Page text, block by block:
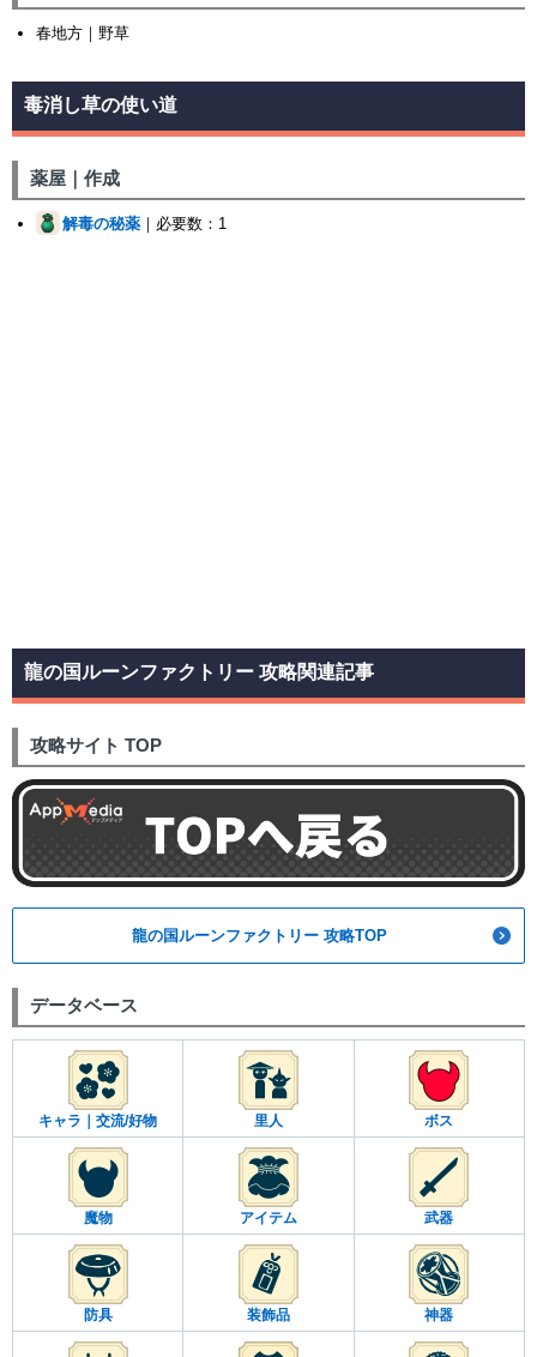
春地方｜野草
毒消し草の使い道
薬屋｜作成
解毒の秘薬 ｜必要数：1
龍の国ルーンファクトリー 攻略関連記事
攻略サイト TOP
龍の国ルーンファクトリー 攻略TOP
データベース
キャラ｜交流/好物 里人 ボス
魔物 アイテム 武器
防具 装飾品 神器